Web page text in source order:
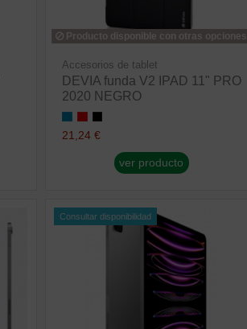
Producto disponible con otras opciones
Accesorios de tablet
DEVIA funda V2 IPAD 11" PRO
2020 NEGRO
21,24 €
ver producto
Consultar disponibilidad